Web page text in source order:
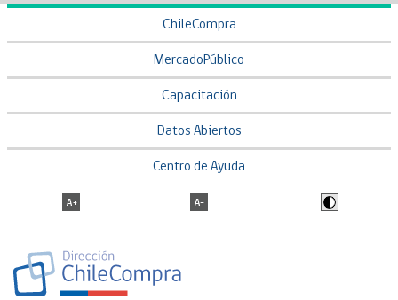
ChileCompra
MercadoPúblico
Capacitación
Datos Abiertos
Centro de Ayuda